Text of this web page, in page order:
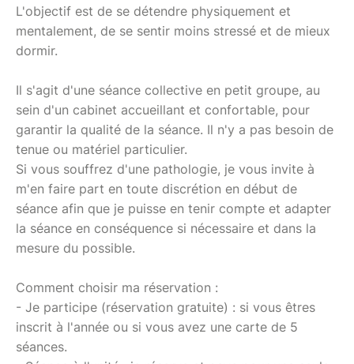
L'objectif est de se détendre physiquement et
mentalement, de se sentir moins stressé et de mieux
dormir.
Il s'agit d'une séance collective en petit groupe, au
sein d'un cabinet accueillant et confortable, pour
garantir la qualité de la séance. Il n'y a pas besoin de
tenue ou matériel particulier.
Si vous souffrez d'une pathologie, je vous invite à
m'en faire part en toute discrétion en début de
séance afin que je puisse en tenir compte et adapter
la séance en conséquence si nécessaire et dans la
mesure du possible.
Comment choisir ma réservation :
- Je participe (réservation gratuite) : si vous êtres
inscrit à l'année ou si vous avez une carte de 5
séances.